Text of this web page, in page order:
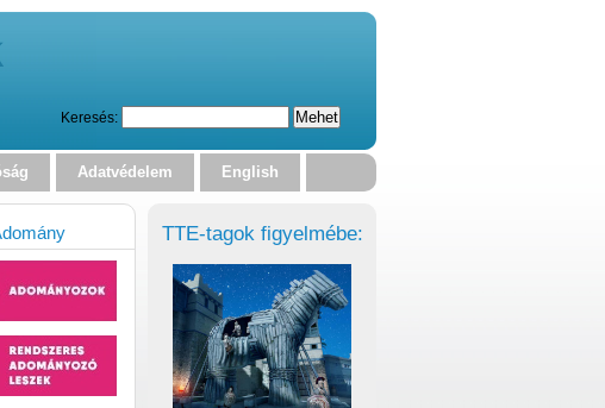
Keresés:
Adatvédelem English
TTE-tagok figyelmébe: